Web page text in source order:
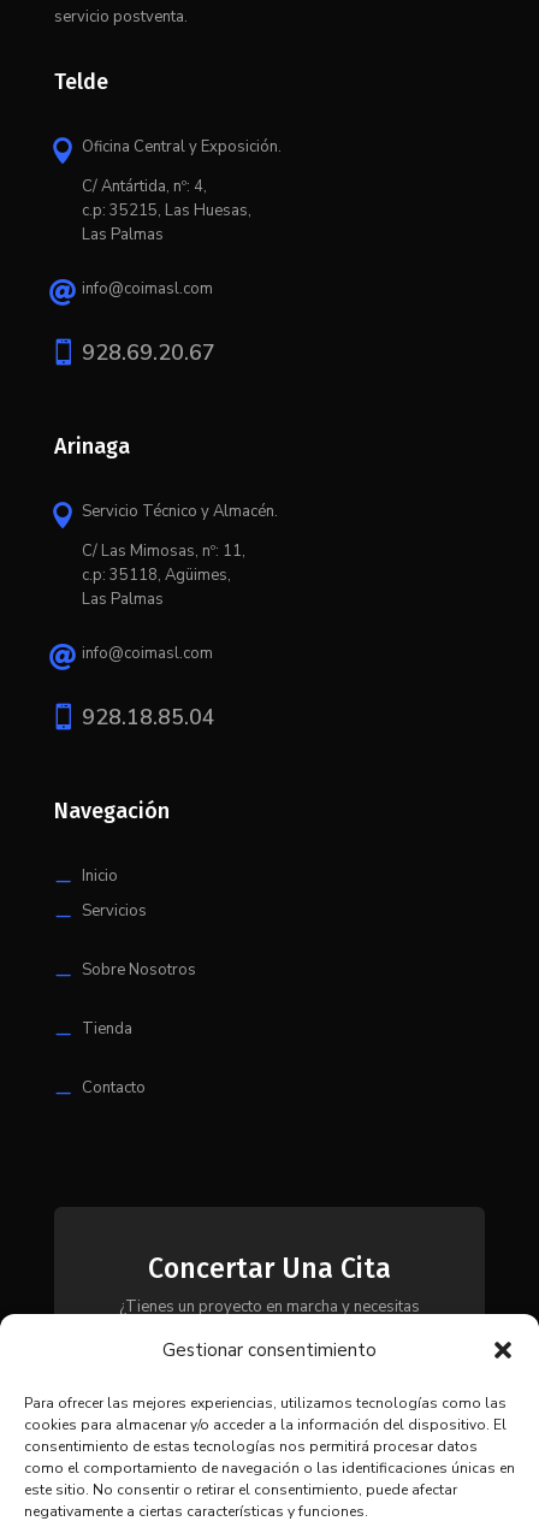
Gestionar consentimiento
Para ofrecer las mejores experiencias, utilizamos tecnologías como las
cookies para almacenar y/o acceder a la información del dispositivo. El
consentimiento de estas tecnologías nos permitirá procesar datos
como el comportamiento de navegación o las identificaciones únicas en
este sitio. No consentir o retirar el consentimiento, puede afectar
negativamente a ciertas características y funciones.
servicio postventa.
Telde
 Oficina Central y Exposición.
C/ Antártida, nº: 4,
c.p: 35215, Las Huesas,
Las Palmas
 info@coimasl.com
 928.69.20.67
Arinaga
 Servicio Técnico y Almacén.
C/ Las Mimosas, nº: 11,
c.p: 35118, Agüimes,
Las Palmas
 info@coimasl.com
 928.18.85.04
Navegación
K Inicio
K Servicios
K Sobre Nosotros
K Tienda
K Contacto
Concertar Una Cita
¿Tienes un proyecto en marcha y necesitas
contacto con nosotros y te asesoraremos para
necesidades.
CONTACTAR